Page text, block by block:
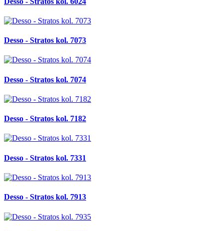
Desso - Stratos kol. 7073
Desso - Stratos kol. 7074
Desso - Stratos kol. 7182
Desso - Stratos kol. 7331
Desso - Stratos kol. 7913